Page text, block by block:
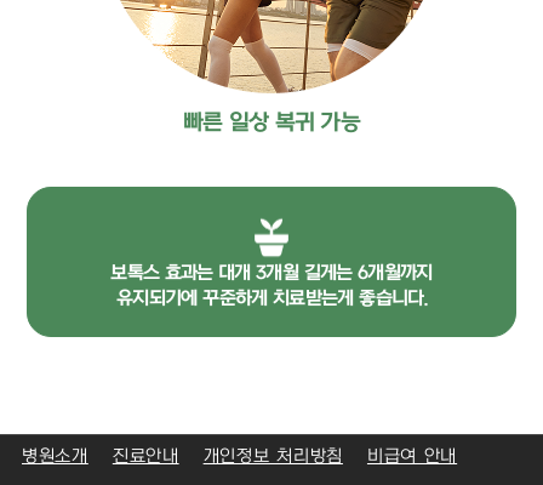
빠른 일상 복귀 가능
보톡스 효과는 대개 3개월 길게는 6개월까지
유지되기에 꾸준하게 치료받는게 좋습니다.
병원소개 진료안내 개인정보 처리방침 비급여 안내